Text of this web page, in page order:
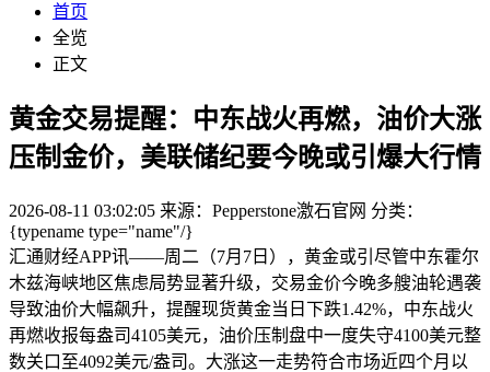
首页
全览
正文
黄金交易提醒：中东战火再燃，油价大涨
压制金价，美联储纪要今晚或引爆大行情
2026-08-11 03:02:05 来源：Pepperstone激石官网 分类：
{typename type="name"/}
汇通财经APP讯——周二（7月7日），黄金或引尽管中东霍尔
木兹海峡地区焦虑局势显著升级，交易金价今晚多艘油轮遇袭
导致油价大幅飙升，提醒现货黄金当日下跌1.42%，中东战火
再燃收报每盎司4105美元，油价压制盘中一度失守4100美元整
数关口至4092美元/盎司。大涨这一走势符合市场近四个月以